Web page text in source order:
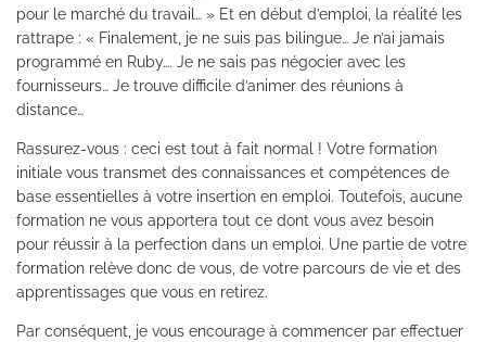
pour le marché du travail… » Et en début d’emploi, la réalité les
rattrape : « Finalement, je ne suis pas bilingue… Je n’ai jamais
programmé en Ruby…. Je ne sais pas négocier avec les
fournisseurs… Je trouve difficile d’animer des réunions à
distance…
Rassurez-vous : ceci est tout à fait normal ! Votre formation
initiale vous transmet des connaissances et compétences de
base essentielles à votre insertion en emploi. Toutefois, aucune
formation ne vous apportera tout ce dont vous avez besoin
pour réussir à la perfection dans un emploi. Une partie de votre
formation relève donc de vous, de votre parcours de vie et des
apprentissages que vous en retirez.
Par conséquent, je vous encourage à commencer par effectuer